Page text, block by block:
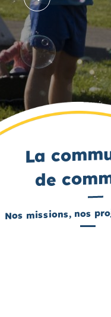
La
de
Nos missions, nos